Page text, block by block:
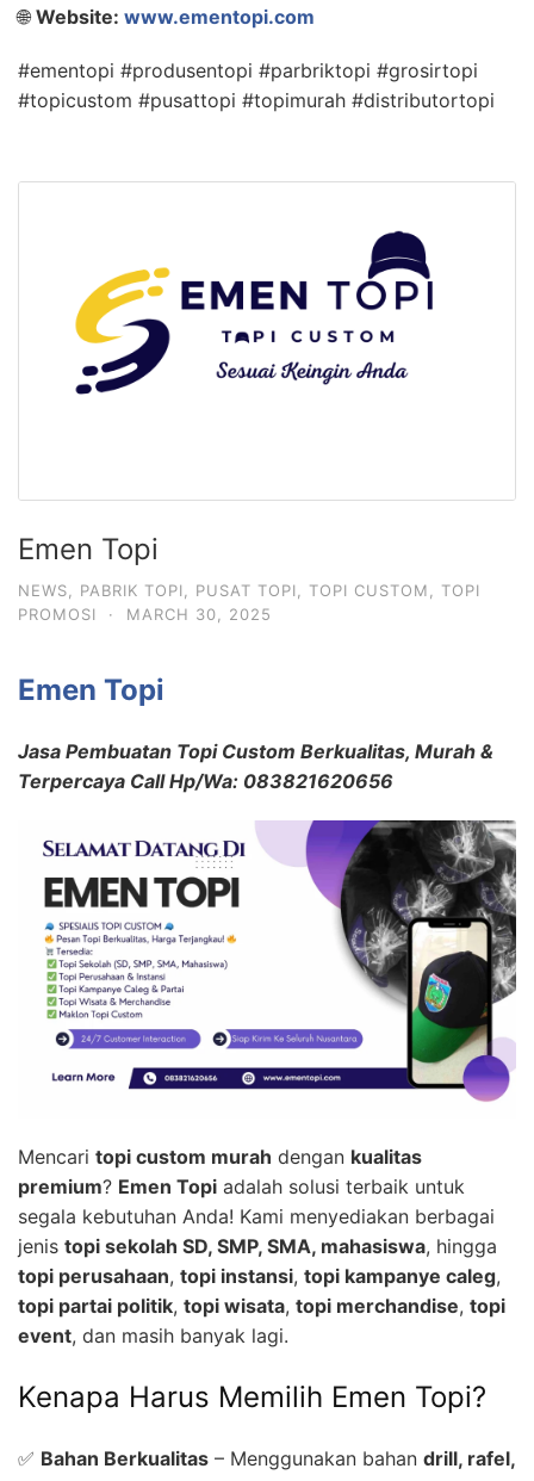
🌐 Website: www.ementopi.com
#ementopi #produsentopi #parbriktopi #grosirtopi
#topicustom #pusattopi #topimurah #distributortopi
Emen Topi
NEWS PABRIK TOPI PUSAT TOPI TOPI CUSTOM
TOPI
PROMOSI
· MARCH 30, 2025
Emen Topi
Jasa Pembuatan Topi Custom Berkualitas, Murah &
Terpercaya Call Hp/Wa: 083821620656
Mencari topi custom murah dengan kualitas
premium? Emen Topi adalah solusi terbaik untuk
segala kebutuhan Anda! Kami menyediakan berbagai
jenis topi sekolah SD, SMP, SMA, mahasiswa, hingga
topi perusahaan, topi instansi, topi kampanye caleg,
topi partai politik, topi wisata, topi merchandise, topi
event, dan masih banyak lagi.
Kenapa Harus Memilih Emen Topi?
✅ Bahan Berkualitas – Menggunakan bahan drill, rafel,